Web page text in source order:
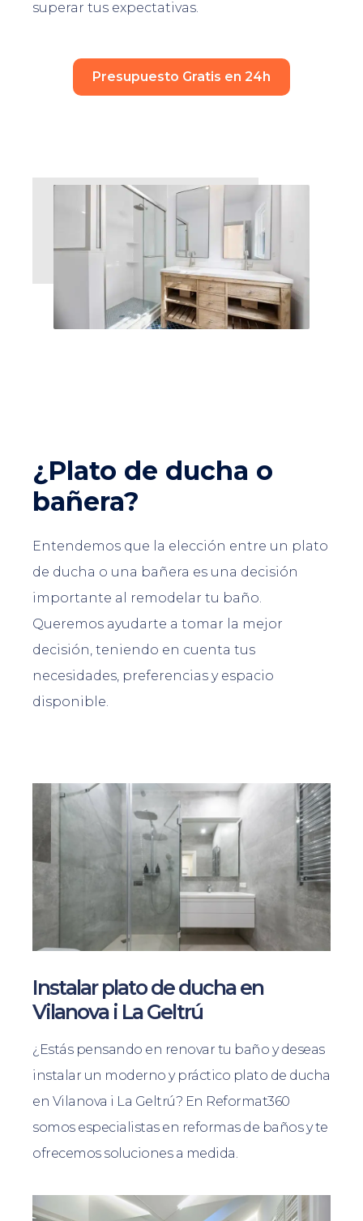
superar tus expectativas.
Presupuesto Gratis en 24h
¿Plato de ducha o
bañera?
Entendemos que la elección entre un plato
de ducha o una bañera es una decisión
importante al remodelar tu baño.
Queremos ayudarte a tomar la mejor
decisión, teniendo en cuenta tus
necesidades, preferencias y espacio
disponible.
Instalar plato de ducha en
Vilanova i La Geltrú
¿Estás pensando en renovar tu baño y deseas
instalar un moderno y práctico plato de ducha
en Vilanova i La Geltrú? En Reformat360
somos especialistas en reformas de baños y te
ofrecemos soluciones a medida.